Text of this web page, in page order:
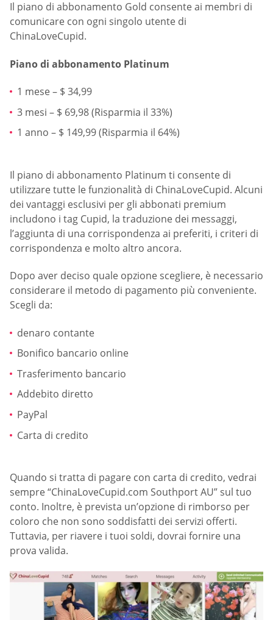
Il piano di abbonamento Gold consente ai membri di
comunicare con ogni singolo utente di
ChinaLoveCupid.
Piano di abbonamento Platinum
1 mese – $ 34,99
3 mesi – $ 69,98 (Risparmia il 33%)
1 anno – $ 149,99 (Risparmia il 64%)
Il piano di abbonamento Platinum ti consente di
utilizzare tutte le funzionalità di ChinaLoveCupid. Alcuni
dei vantaggi esclusivi per gli abbonati premium
includono i tag Cupid, la traduzione dei messaggi,
l’aggiunta di una corrispondenza ai preferiti, i criteri di
corrispondenza e molto altro ancora.
Dopo aver deciso quale opzione scegliere, è necessario
considerare il metodo di pagamento più conveniente.
Scegli da:
denaro contante
Bonifico bancario online
Trasferimento bancario
Addebito diretto
PayPal
Carta di credito
Quando si tratta di pagare con carta di credito, vedrai
sempre “ChinaLoveCupid.com Southport AU” sul tuo
conto. Inoltre, è prevista un’opzione di rimborso per
coloro che non sono soddisfatti dei servizi offerti.
Tuttavia, per riavere i tuoi soldi, dovrai fornire una
prova valida.